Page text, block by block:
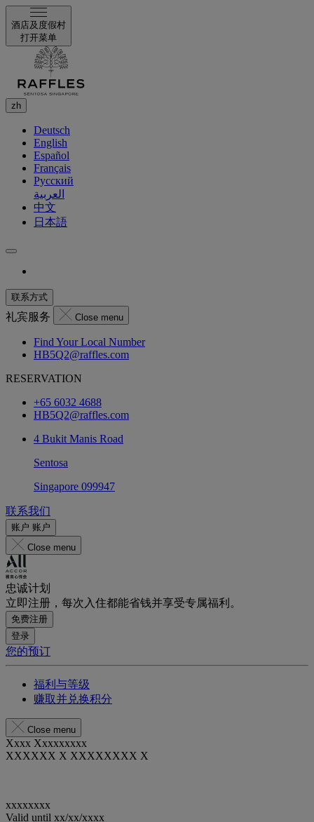
酒店及度假村
打开菜单
zh
Deutsch
English
Español
Français
Русский
العربية
中文
日本語
联系方式
礼宾服务 Close menu
Find Your Local Number
HB5Q2@raffles.com
RESERVATION
+65 6032 4688
HB5Q2@raffles.com
4 Bukit Manis Road
Sentosa
Singapore 099947
联系我们
账户 账户
Close menu
忠诚计划
立即注册，每次入住都能省钱并享受专属福利。
免费注册
登录
您的预订
福利与等级
赚取并兑换积分
Close menu
Xxxx Xxxxxxxxx
XXXXXX X XXXXXXXX X
xxxxxxxx
Valid until xx/xx/xxxx